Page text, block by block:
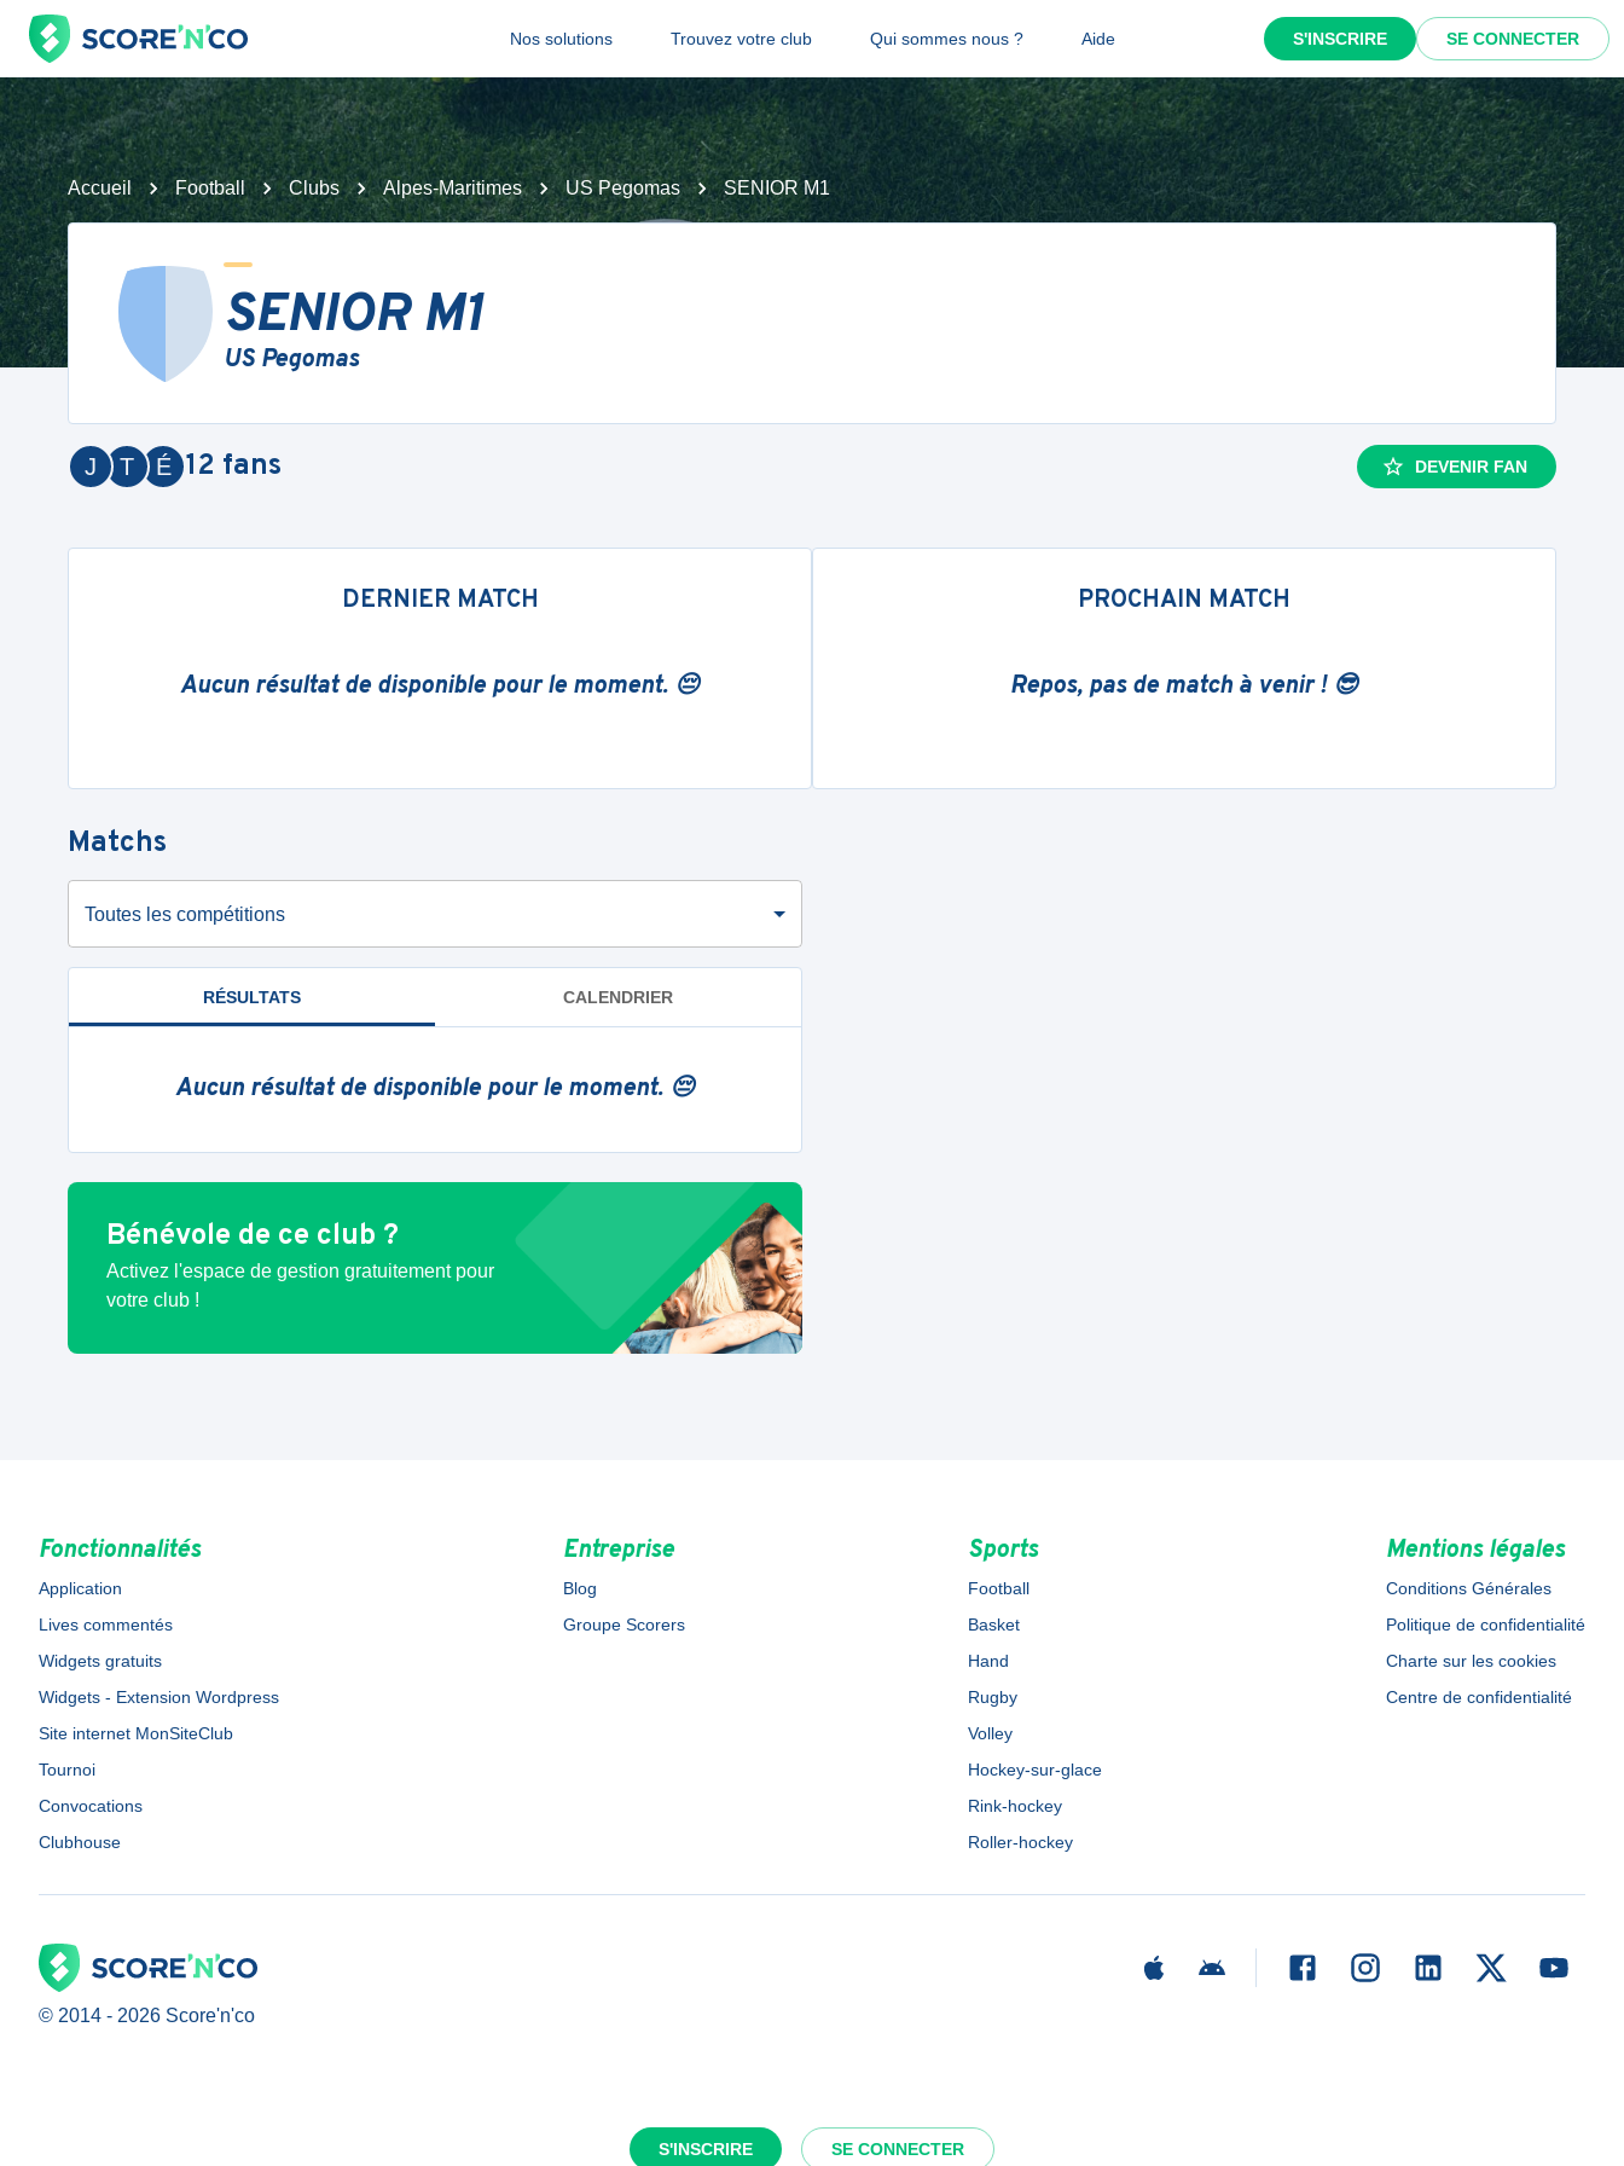
Nos solutions Trouvez votre club Qui sommes nous ? Aide S'INSCRIRE SE CONNECTER
S'INSCRIRE SE CONNECTER
Accueil Football Clubs Alpes-Maritimes US Pegomas SENIOR M1
SENIOR M1
US Pegomas
É
T
J 12 fans DEVENIR FAN
DERNIER MATCH
Aucun résultat de disponible pour le moment. 😔
PROCHAIN MATCH
Repos, pas de match à venir ! 😎
Matchs
Toutes les compétitions
RÉSULTATS CALENDRIER
Aucun résultat de disponible pour le moment. 😔
Bénévole de ce club ?
Activez l'espace de gestion gratuitement pour
votre club !
Fonctionnalités
Application
Lives commentés
Widgets gratuits
Widgets - Extension Wordpress
Site internet MonSiteClub
Tournoi
Convocations
Clubhouse
Entreprise
Blog
Groupe Scorers
Sports
Football
Basket
Hand
Rugby
Volley
Hockey-sur-glace
Rink-hockey
Roller-hockey
Mentions légales
Conditions Générales
Politique de confidentialité
Charte sur les cookies
Centre de confidentialité
© 2014 - 2026 Score'n'co